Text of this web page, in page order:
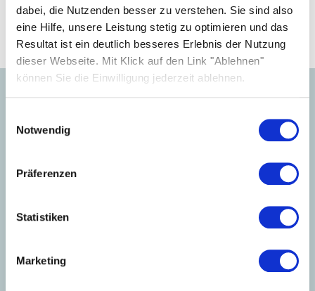
dabei, die Nutzenden besser zu verstehen. Sie sind also
eine Hilfe, unsere Leistung stetig zu optimieren und das
Resultat ist ein deutlich besseres Erlebnis der Nutzung
dieser Webseite. Mit Klick auf den Link "Ablehnen"
können Sie die Einwilligung jederzeit ablehnen.
Notwendig
Präferenzen
Statistiken
Marketing
Accedi